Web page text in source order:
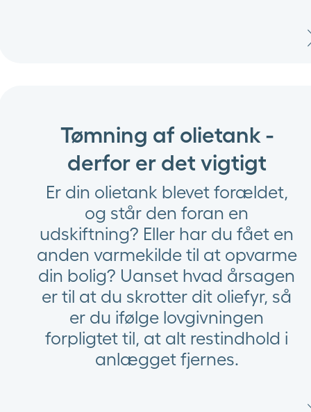
Tømning af olietank -
derfor er det vigtigt
Er din olietank blevet forældet,
og står den foran en
udskiftning? Eller har du fået en
anden varmekilde til at opvarme
din bolig? Uanset hvad årsagen
er til at du skrotter dit oliefyr, så
er du ifølge lovgivningen
forpligtet til, at alt restindhold i
anlægget fjernes.